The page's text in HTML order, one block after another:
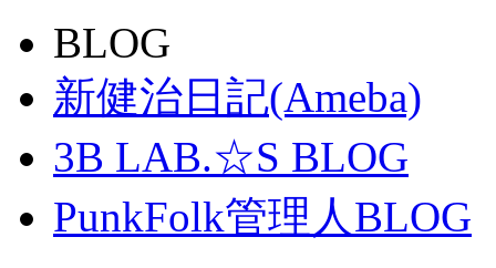
BLOG
新健治日記(Ameba)
3B LAB.☆S BLOG
PunkFolk管理人BLOG